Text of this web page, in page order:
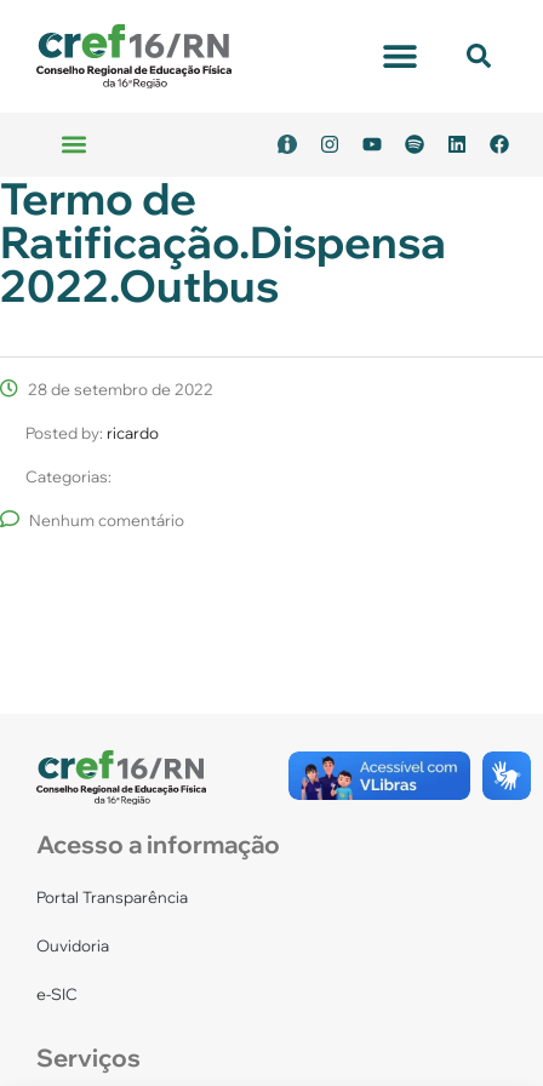
Termo de
Ratificação.Dispensa
2022.Outbus
28 de setembro de 2022
Posted by: ricardo
Categorias:
Nenhum comentário
Acesso a informação
Portal Transparência
Ouvidoria
e-SIC
Serviços